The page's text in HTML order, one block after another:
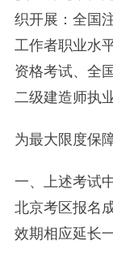
织开展：全国
工作者职业水
资格考试、全
二级建造师执
为最大限度保
一、上述考试
北京考区报名
效期相应延长